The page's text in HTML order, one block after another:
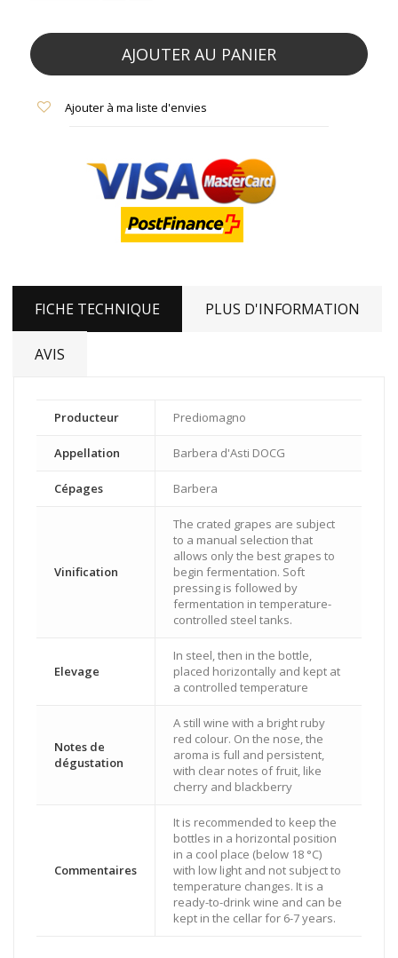
AJOUTER AU PANIER
Ajouter à ma liste d'envies
FICHE TECHNIQUE PLUS D'INFORMATION
AVIS
Producteur Prediomagno
Appellation Barbera d'Asti DOCG
Cépages Barbera
Vinification
The crated grapes are subject
to a manual selection that
allows only the best grapes to
begin fermentation. Soft
pressing is followed by
fermentation in temperature-
controlled steel tanks.
Elevage
In steel, then in the bottle,
placed horizontally and kept at
a controlled temperature
Notes de
dégustation
A still wine with a bright ruby
red colour. On the nose, the
aroma is full and persistent,
with clear notes of fruit, like
cherry and blackberry
Commentaires
It is recommended to keep the
bottles in a horizontal position
in a cool place (below 18 °C)
with low light and not subject to
temperature changes. It is a
ready-to-drink wine and can be
kept in the cellar for 6-7 years.